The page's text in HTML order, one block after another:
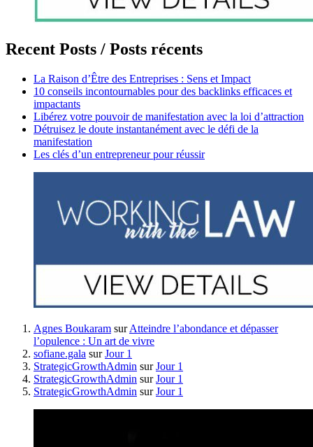
Recent Posts / Posts récents
La Raison d’Être des Entreprises : Sens et Impact
10 conseils incontournables pour des backlinks efficaces et
impactants
Libérez votre pouvoir de manifestation avec la loi d’attraction
Détruisez le doute instantanément avec le défi de la
manifestation
Les clés d’un entrepreneur pour réussir
Agnes Boukaram surAtteindre l’abondance et dépasser
l’opulence : Un art de vivre
sofiane.gala surJour 1
StrategicGrowthAdmin surJour 1
StrategicGrowthAdmin surJour 1
StrategicGrowthAdmin surJour 1